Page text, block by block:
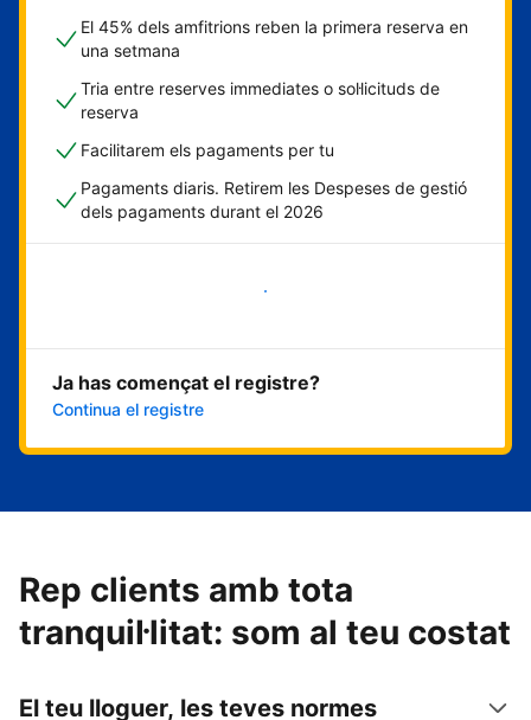
El 45% dels amfitrions reben la primera reserva en
una setmana
Tria entre reserves immediates o sol·licituds de
reserva
Facilitarem els pagaments per tu
Pagaments diaris. Retirem les Despeses de gestió
dels pagaments durant el 2026
Comença ara
Ja has començat el registre?
Continua el registre
Rep clients amb tota
tranquil·litat: som al teu costat
El teu lloguer, les teves normes